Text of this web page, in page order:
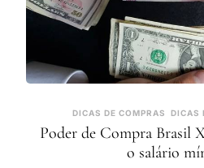
DICAS DE COMPRAS DICAS
Poder de Compra Brasil
o salário